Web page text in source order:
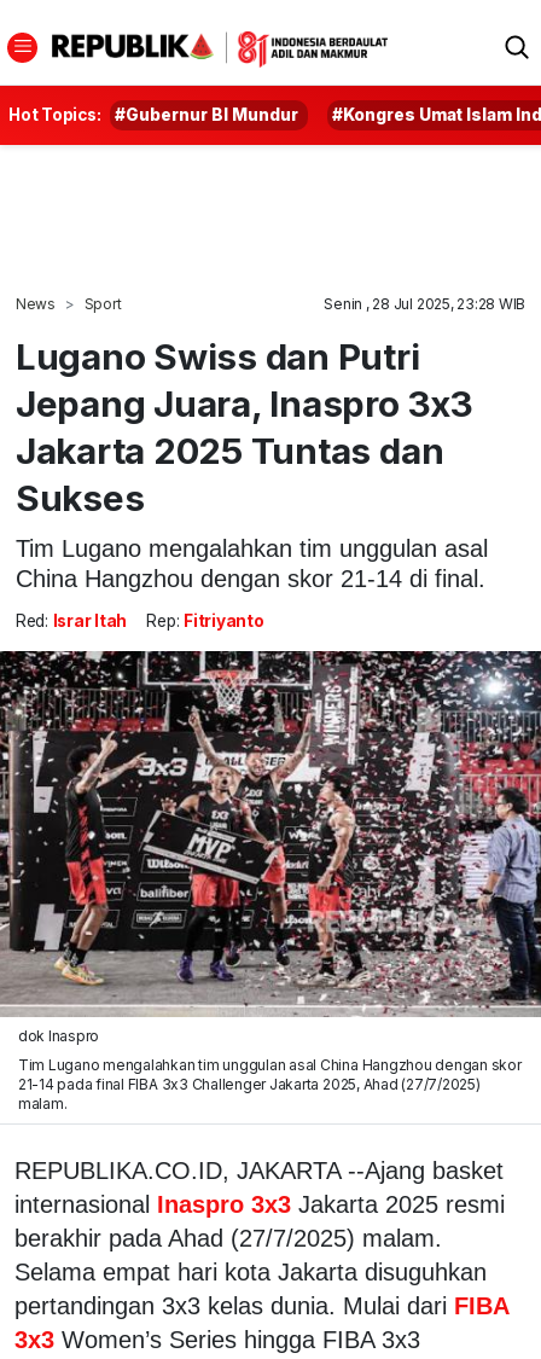
Hot Topics: #Gubernur BI Mundur #Kongres Umat Islam
News Sport Senin , 28 Jul 2025, 23:28 WIB
Lugano Swiss dan Putri
Jepang Juara, Inaspro 3x3
Jakarta 2025 Tuntas dan
Sukses
Tim Lugano mengalahkan tim unggulan asal
China Hangzhou dengan skor 21-14 di final.
Red: Israr Itah Rep: Fitriyanto
dok Inaspro
Tim Lugano mengalahkan tim unggulan asal China Hangzhou dengan skor
21-14 pada final FIBA 3x3 Challenger Jakarta 2025, Ahad (27/7/2025)
malam.
REPUBLIKA.CO.ID, JAKARTA --Ajang basket
internasional Inaspro 3x3 Jakarta 2025 resmi
berakhir pada Ahad (27/7/2025) malam.
Selama empat hari kota Jakarta disuguhkan
pertandingan 3x3 kelas dunia. Mulai dari FIBA
3x3 Women’s Series hingga FIBA 3x3